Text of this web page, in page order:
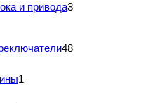
и привода3
48
1